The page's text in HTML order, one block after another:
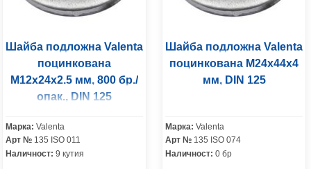
Шайба подложна Valenta
поцинкована
M12x24x2.5 мм, 800 бр./
опак., DIN 125
Марка: Valenta
Арт № 135 ISO 011
Наличност: 9 кутия
Шайба подложна Valenta
поцинкована M24x44x4
мм, DIN 125
Марка: Valenta
Арт № 135 ISO 074
Наличност: 0 бр